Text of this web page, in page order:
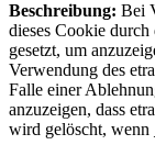
Beschreibung: Bei
dieses Cookie
gesetzt, um
Verwendung des
Falle einer
anzuzeigen, dass
wird gelöscht, wenn